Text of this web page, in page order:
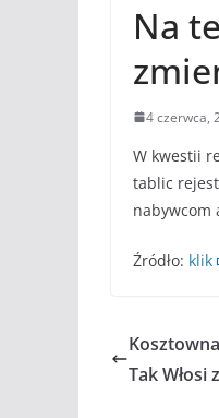
Na
4 czerwca,
W kwestii
tablic
nabywcom
Źródło: klik
Tak